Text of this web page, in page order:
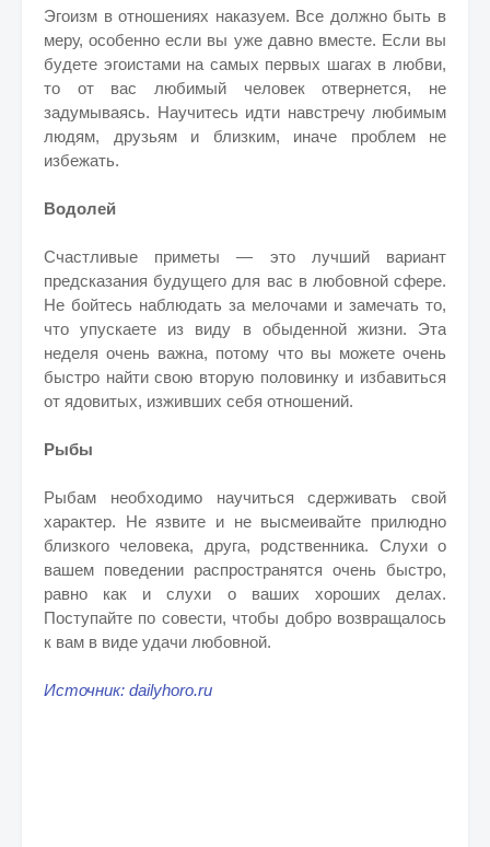
Эгоизм в отношениях наказуем. Все должно быть в
меру, особенно если вы уже давно вместе. Если вы
будете эгоистами на самых первых шагах в любви,
то от вас любимый человек отвернется, не
задумываясь. Научитесь идти навстречу любимым
людям, друзьям и близким, иначе проблем не
избежать.
Водолей
Счастливые приметы — это лучший вариант
предсказания будущего для вас в любовной сфере.
Не бойтесь наблюдать за мелочами и замечать то,
что упускаете из виду в обыденной жизни. Эта
неделя очень важна, потому что вы можете очень
быстро найти свою вторую половинку и избавиться
от ядовитых, изживших себя отношений.
Рыбы
Рыбам необходимо научиться сдерживать свой
характер. Не язвите и не высмеивайте прилюдно
близкого человека, друга, родственника. Слухи о
вашем поведении распространятся очень быстро,
равно как и слухи о ваших хороших делах.
Поступайте по совести, чтобы добро возвращалось
к вам в виде удачи любовной.
Источник: dailyhoro.ru